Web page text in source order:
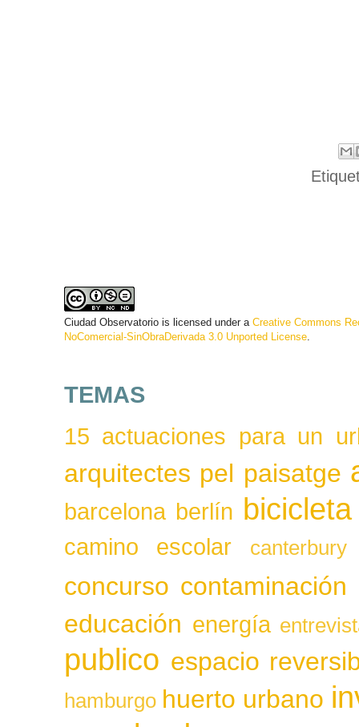
Ciudad Observatorio is licensed under a Creative Commons
NoComercial-SinObraDerivada 3.0 Unported License.
TEMAS
15 actuaciones para un
arquitectes pel paisatge
barcelona berlín bicicleta
camino escolar canterbury
concurso contaminación
educación energía
publico espacio
hamburgo huerto urbano